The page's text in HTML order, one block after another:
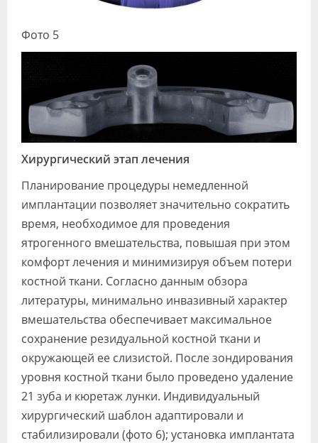
Фото 5
Хирургический этап лечения
Планирование процедуры немедленной
имплантации позволяет значительно сократить
время, необходимое для проведения
ятрогенного вмешательства, повышая при этом
комфорт лечения и минимизируя объем потери
костной ткани. Согласно данным обзора
литературы, минимально инвазивный характер
вмешательства обеспечивает максимальное
сохранение резидуальной костной ткани и
окружающей ее слизистой. После зондирования
уровня костной ткани было проведено удаление
21 зуба и кюретаж лунки. Индивидуальный
хирургический шаблон адаптировали и
стабилизировали (фото 6); установка имплантата